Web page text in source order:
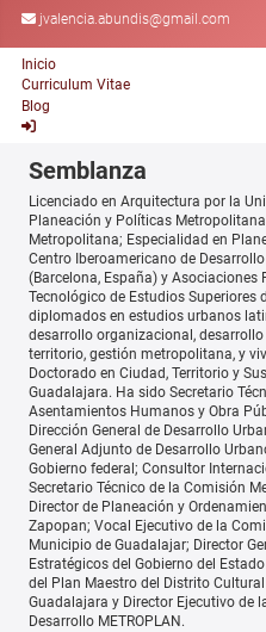
jvalencia.abundis@gmail.com
Inicio
Curriculum Vitae
Blog
Semblanza
Licenciado en Arquitectura por la
Planeación y Políticas
Metropolitana; Especialidad en
Centro Iberoamericano de
(Barcelona, España) y
Tecnológico de Estudios Superiores
diplomados en estudios urbanos
desarrollo organizacional,
territorio, gestión metropolitana, y
Doctorado en Ciudad, Territorio y
Guadalajara. Ha sido Secretario
Asentamientos Humanos y Obra
Dirección General de Desarrollo
General Adjunto de Desarrollo
Gobierno federal; Consultor
Secretario Técnico de la Comisión
Director de Planeación y
Zapopan; Vocal Ejecutivo de la
Municipio de Guadalajar; Director
Estratégicos del Gobierno del
del Plan Maestro del Distrito
Guadalajara y Director Ejecutivo de
Desarrollo METROPLAN.